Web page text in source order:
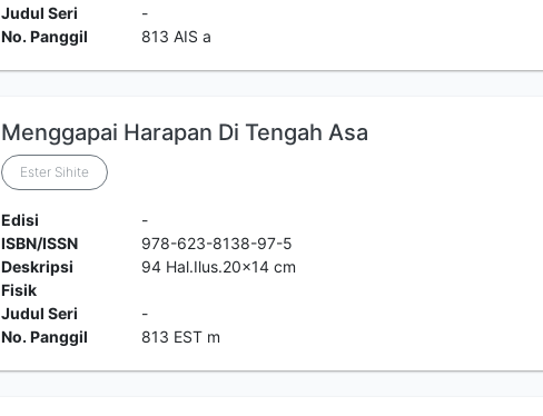
Judul Seri
-
No. Panggil
813 AIS a
Menggapai Harapan Di Tengah Asa
Ester Sihite
Edisi
-
ISBN/ISSN
978-623-8138-97-5
Deskripsi
Fisik
94 Hal.Ilus.20x14 cm
Judul Seri
-
No. Panggil
813 EST m